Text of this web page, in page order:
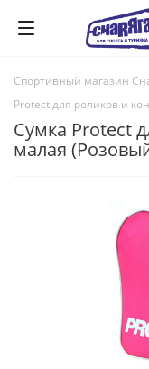
Спортивный магазин
Protect для роликов и
Сумка Protect
малая